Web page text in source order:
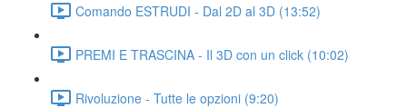
Comando ESTRUDI - Dal 2D al 3D (13:52)
PREMI E TRASCINA - Il 3D con un click (10:02)
Rivoluzione - Tutte le opzioni (9:20)